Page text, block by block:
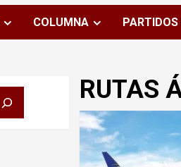
COLUMNA
RUTAS